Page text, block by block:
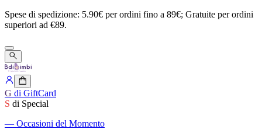
Spese di spedizione: 5.90€ perordini fino a 89€; Gratuite perordini
superiori ad €89.
G di GiftCard
S di Special
― Occasioni del Momento